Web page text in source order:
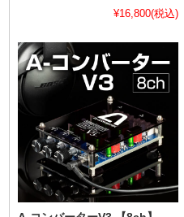
¥16,800(税込)